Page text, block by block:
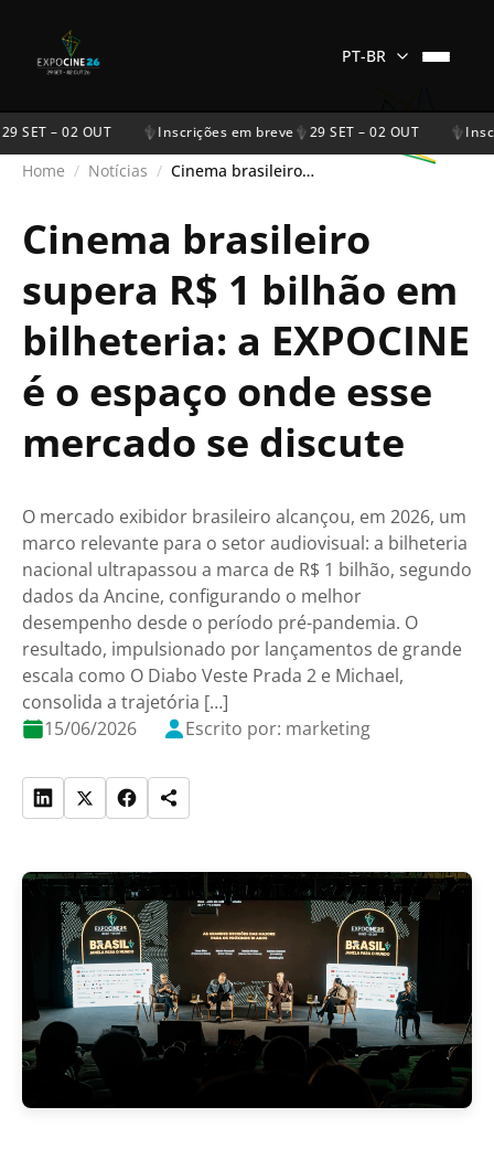
PT-BR
SET – 02 OUT Inscrições em breve 29 SET – 02 OUT
Home / Notícias / Cinema brasileiro supera R$ 1 bilhão em bilheteria: a EXPOCINE é o espaço onde esse mercado se discute
Cinema brasileiro
supera R$ 1 bilhão em
bilheteria: a EXPOCINE
é o espaço onde esse
mercado se discute
O mercado exibidor brasileiro alcançou, em 2026, um
marco relevante para o setor audiovisual: a bilheteria
nacional ultrapassou a marca de R$ 1 bilhão, segundo
dados da Ancine, configurando o melhor
desempenho desde o período pré-pandemia. O
resultado, impulsionado por lançamentos de grande
escala como O Diabo Veste Prada 2 e Michael,
consolida a trajetória […]
15/06/2026
Escrito por: marketing